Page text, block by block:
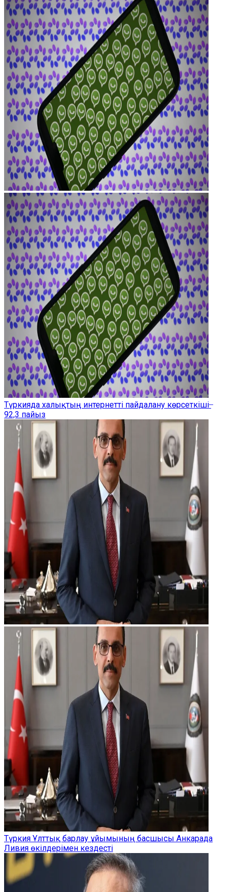
Түркияда халықтың интернетті пайдалану көрсеткіші ̶
92,3 пайыз
Түркия Ұлттық барлау ұйымының басшысы Анкарада
Ливия өкілдерімен кездесті